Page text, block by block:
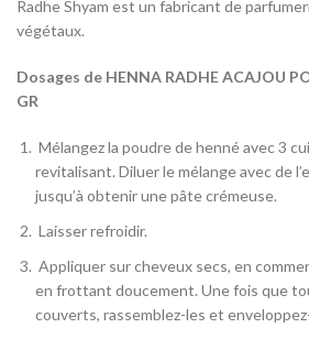
Radhe Shyam est un fabricant de
végétaux.
Dosages de HENNA RADHE ACAJOU
GR
Mélangez la poudre de henné avec 3
revitalisant. Diluer le mélange avec de
jusqu’à obtenir une pâte crémeuse.
Laisser refroidir.
Appliquer sur cheveux secs, en
en frottant doucement. Une fois que
couverts, rassemblez-les et